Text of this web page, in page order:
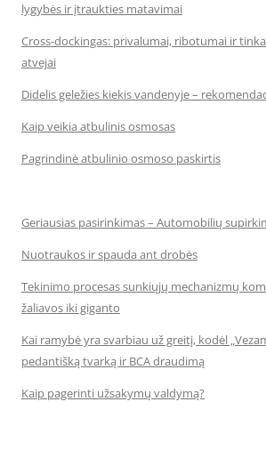
lygybės ir įtraukties matavimai
Cross-dockingas: privalumai, ribotumai ir
atvejai
Didelis geležies kiekis vandenyje –
Kaip veikia atbulinis osmosas
Pagrindinė atbulinio osmoso paskirtis
Geriausias pasirinkimas – Automobilių
Nuotraukos ir spauda ant drobės
Tekinimo procesas sunkiųjų mechanizmų
žaliavos iki giganto
Kai ramybė yra svarbiau už greitį, kodėl
pedantišką tvarką ir BCA draudimą
Kaip pagerinti užsakymų valdymą?